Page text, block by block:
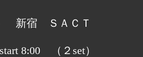
新宿 ＳＡＣＴ
8:00 （２set）